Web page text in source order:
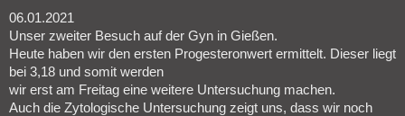
06.01.2021
Unser zweiter Besuch auf der Gyn in Gießen.
Heute haben wir den ersten Progesteronwert ermittelt. Dieser liegt
bei 3,18 und somit werden
wir erst am Freitag eine weitere Untersuchung machen.
Auch die Zytologische Untersuchung zeigt uns, dass wir noch